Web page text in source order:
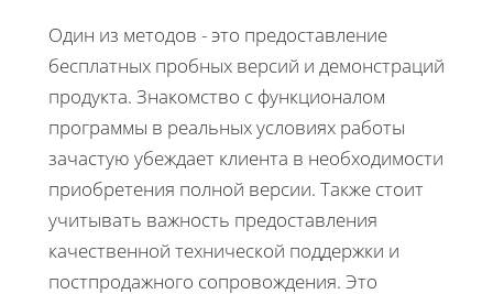
Один из методов - это предоставление
бесплатных пробных версий и демонстраций
продукта. Знакомство с функционалом
программы в реальных условиях работы
зачастую убеждает клиента в необходимости
приобретения полной версии. Также стоит
учитывать важность предоставления
качественной технической поддержки и
постпродажного сопровождения. Это